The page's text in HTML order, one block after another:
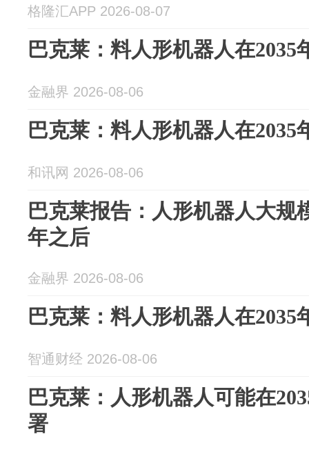
格隆汇APP 2026-08-07
巴克莱：料人形机器人在2035
金融界 2026-08-06
巴克莱：料人形机器人在2035
和讯网 2026-08-06
巴克莱报告：人形机器人大规
年之后
金融界 2026-08-06
巴克莱：料人形机器人在2035
智通财经 2026-08-06
巴克莱：人形机器人可能在
署